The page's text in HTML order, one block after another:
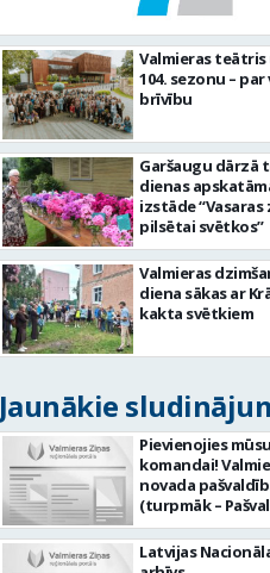
No pagaidu teātra
centram – kā
Valmieras teātris
104. sezonu – par
brīvību
Garšaugu dārzā
dienas
izstāde “Vasaras
pilsētai svētkos”
Valmieras
diena sākas ar
kakta svētkiem
Jaunākie
Pievienojies mūsu
komandai!
novada
(turpmāk –
aicina darbā
Informācijas
centra (ITC)
Latvijas